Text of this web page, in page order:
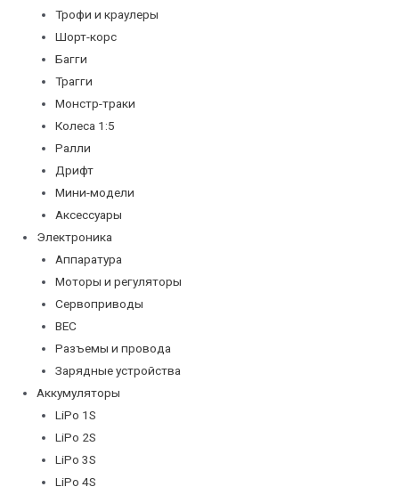
Трофи и краулеры
Шорт-корс
Багги
Трагги
Монстр-траки
Колеса 1:5
Ралли
Дрифт
Мини-модели
Аксессуары
Электроника
Аппаратура
Моторы и регуляторы
Сервоприводы
BEC
Разъемы и провода
Зарядные устройства
Аккумуляторы
LiPo 1S
LiPo 2S
LiPo 3S
LiPo 4S